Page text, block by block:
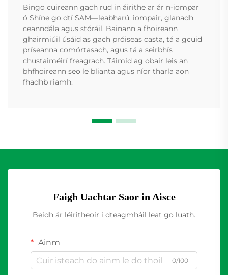
Bingo cuireann gach rud in áirithe ar ár n-iompar
ó Shíne go dtí SAM—leabharú, iompair, glanadh
ceanndála agus stóráil. Bainann a fhoireann
ghairmiúil úsáid as gach próiseas casta, tá a gcuid
príseanna comórtasach, agus tá a seirbhís
chustaiméirí freagrach. Táimid ag obair leis an
bhfhoireann seo le blianta agus níor tharla aon
fhadhb riamh.
Faigh Uachtar Saor in Aisce
Beidh ár léiritheoir i dteagmháil leat go luath.
Ainm
0/100